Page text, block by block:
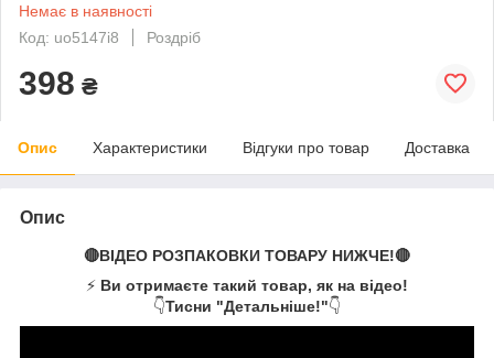
Немає в наявності
Код: uo5147i8
Роздріб
398 ₴
Опис Характеристики Відгуки про товар Доставка
Опис
🔴ВІДЕО РОЗПАКОВКИ ТОВАРУ НИЖЧЕ!🔴
⚡ Ви отримаєте такий товар, як на відео!
👇Тисни "Детальніше!"👇